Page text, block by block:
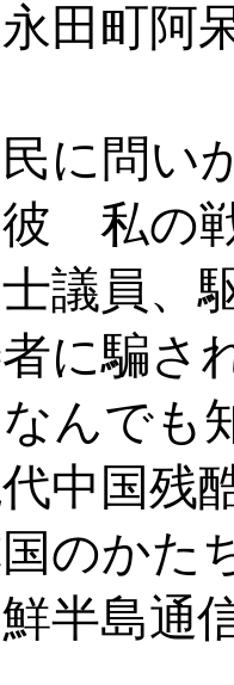
田町阿
に問い
私の
議員、
に騙さ
んでも
中国残
のかた
半島通